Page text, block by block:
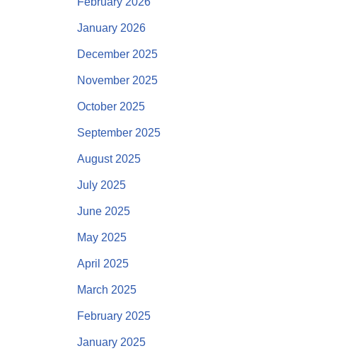
January 2026
December 2025
November 2025
October 2025
September 2025
August 2025
July 2025
June 2025
May 2025
April 2025
March 2025
February 2025
January 2025